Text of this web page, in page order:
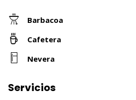
Barbacoa
Cafetera
Nevera
Servicios